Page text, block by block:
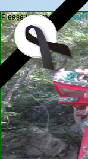
Please update your Flash